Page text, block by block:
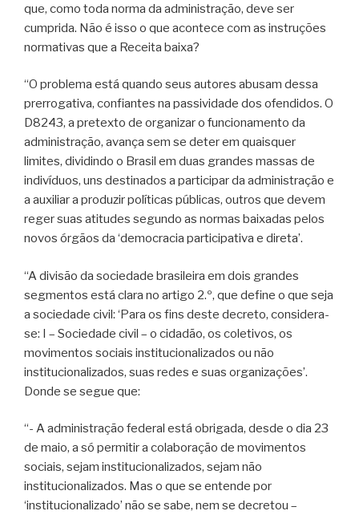
que, como toda norma da administração, deve ser
cumprida. Não é isso o que acontece com as instruções
normativas que a Receita baixa?
“O problema está quando seus autores abusam dessa
prerrogativa, confiantes na passividade dos ofendidos. O
D8243, a pretexto de organizar o funcionamento da
administração, avança sem se deter em quaisquer
limites, dividindo o Brasil em duas grandes massas de
indivíduos, uns destinados a participar da administração e
a auxiliar a produzir políticas públicas, outros que devem
reger suas atitudes segundo as normas baixadas pelos
novos órgãos da ‘democracia participativa e direta’.
“A divisão da sociedade brasileira em dois grandes
segmentos está clara no artigo 2.º, que define o que seja
a sociedade civil: ‘Para os fins deste decreto, considera-
se: I – Sociedade civil – o cidadão, os coletivos, os
movimentos sociais institucionalizados ou não
institucionalizados, suas redes e suas organizações’.
Donde se segue que:
“- A administração federal está obrigada, desde o dia 23
de maio, a só permitir a colaboração de movimentos
sociais, sejam institucionalizados, sejam não
institucionalizados. Mas o que se entende por
‘institucionalizado’ não se sabe, nem se decretou –